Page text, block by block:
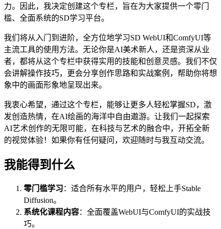
力。因此，我决定创建这个专栏，旨在为大家提供一个零门
槛、全面系统的SD学习平台。
我们将从入门到进阶，全方位地学习SD WebUI和ComfyUI等
主流工具的使用方法。无论你是AI美术新人，还是资深从业
者，都将从这个专栏中获得实用的技能和创意灵感。我们不仅
会讲解操作技巧，更会分享创作思路和实战案例，帮助你将想
象中的画面形象地呈现出来。
我衷心希望，通过这个专栏，能够让更多人轻松掌握SD，激
发创造热情，在AI绘画的海洋中自由遨游。让我们一起探索
AI艺术创作的无限可能，在科技与艺术的融合中，开拓全新
的视觉体验！如果你有任何疑问，欢迎随时与我互动交流。
我能得到什么
零门槛学习 ：适合所有水平的用户，轻松上手Stable
Diffusion。
系统化课程内容：全面覆盖WebUI与ComfyUI的实战技
巧。